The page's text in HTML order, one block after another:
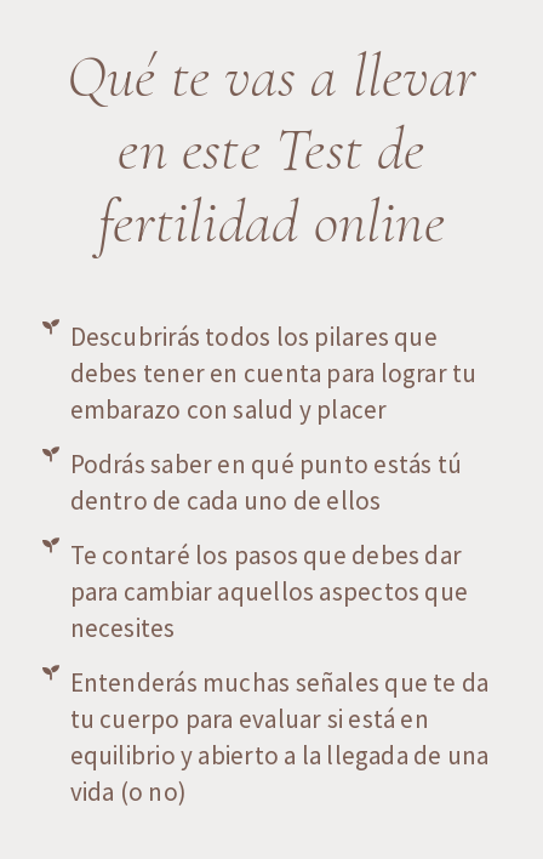
Qué te vas a llevar
en este Test de
fertilidad online
Descubrirás todos los pilares que
debes tener en cuenta para lograr tu
embarazo con salud y placer
Podrás saber en qué punto estás tú
dentro de cada uno de ellos
Te contaré los pasos que debes dar
para cambiar aquellos aspectos que
necesites
Entenderás muchas señales que te da
tu cuerpo para evaluar si está en
equilibrio y abierto a la llegada de una
vida (o no)